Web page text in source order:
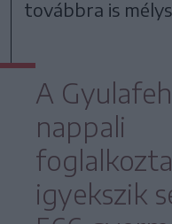
továbbra is
A
nappali
igyekszik